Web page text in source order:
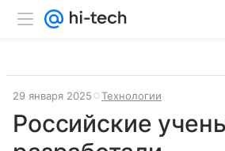
29 января 2025 Технологии
Российские